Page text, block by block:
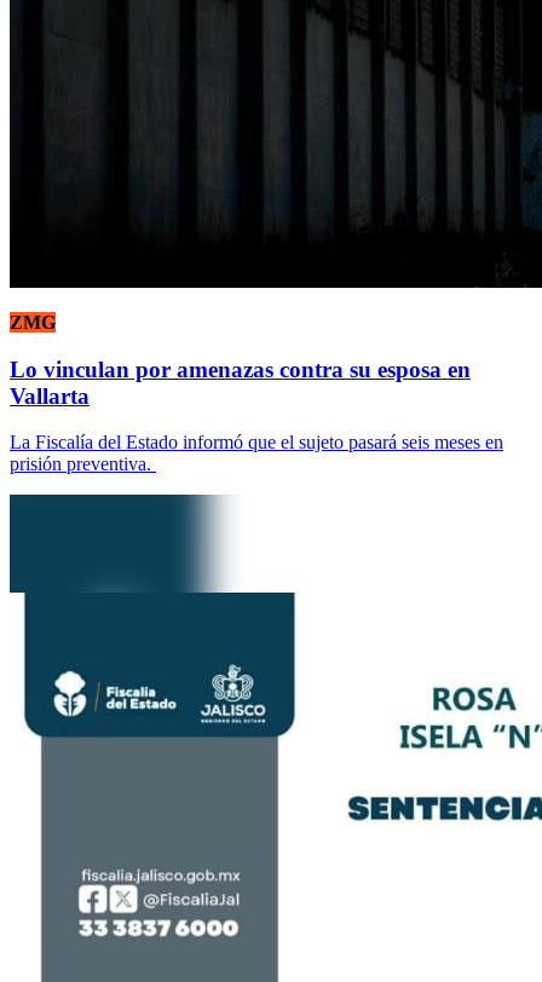
ZMG
Lo vinculan por amenazas contra su esposa en
Vallarta
La Fiscalía del Estado informó que el sujeto pasará seis meses en
prisión preventiva.